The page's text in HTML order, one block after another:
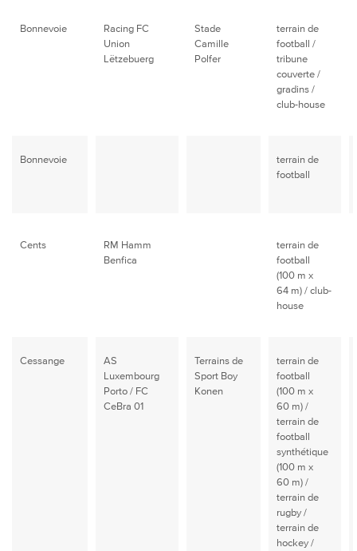
Bonnevoie
Racing FC
Union
Lëtzebuerg
Stade
Camille
Polfer
terrain de
football /
tribune
couverte /
gradins /
club-house
Bonnevoie
terrain de
football
Cents
RM Hamm
Benfica
terrain de
football
(100 m x
64 m) / club-
house
Cessange
AS
Luxembourg
Porto / FC
CeBra 01
Terrains de
Sport Boy
Konen
terrain de
football
(100 m x
60 m) /
terrain de
football
synthétique
(100 m x
60 m) /
terrain de
rugby /
terrain de
hockey /